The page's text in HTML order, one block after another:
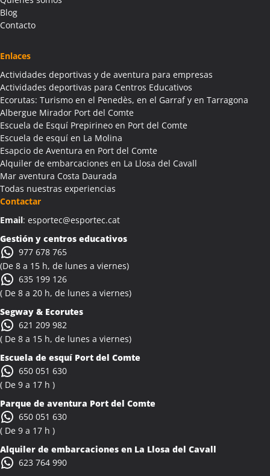
Blog
Contacto
Enlaces
Actividades deportivas y de aventura para empresas
Actividades deportivas para Centros Educativos
Ecorutas: Turismo en el Penedès, en el Garraf y en Tarragona
Albergue Mirador Port del Comte
Escuela de Esquí Prepirineo en Port del Comte
Escuela de esquí en La Molina
Esapcio de Aventura en Port del Comte
Alquiler de embarcaciones en La Llosa del Cavall
Mar aventura Costa Daurada
Todas nuestras experiencias
Contactar
Email: esportec@esportec.cat
Gestión y centros educativos
977 678 765
(De 8 a 15 h, de lunes a viernes)
635 199 126
( De 8 a 20 h, de lunes a viernes)
Segway & Ecorutes
621 209 982
( De 8 a 15 h, de lunes a viernes)
Escuela de esquí Port del Comte
650 051 630
( De 9 a 17 h )
Parque de aventura Port del Comte
650 051 630
( De 9 a 17 h )
Alquiler de embarcaciones en La Llosa del Cavall
623 764 990